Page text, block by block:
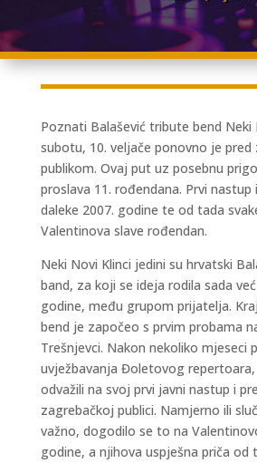
Poznati Balašević tribute bend Neki
subotu, 10. veljače ponovno je pred
publikom. Ovaj put uz posebnu
proslava 11. rođendana. Prvi nastup
daleke 2007. godine te od tada
Valentinova slave rođendan.
Neki Novi Klinci jedini su hrvatski
band, za koji se ideja rodila sada
godine, među grupom prijatelja.
bend je započeo s prvim probama
Trešnjevci. Nakon nekoliko mjeseci
uvježbavanja Đoletovog repertoara,
odvažili na svoj prvi javni nastup i
zagrebačkoj publici. Namjerno ili
važno, dogodilo se to na
godine, a njihova uspješna priča od